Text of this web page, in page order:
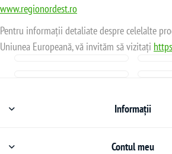
www.regionordest.ro
Pentru informații detaliate despre celelalte
Uniunea Europeană, vă invităm să vizitați
Informații
Contul meu